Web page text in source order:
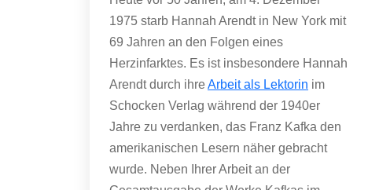
1975 starb Hannah Arendt in New York mit
69 Jahren an den Folgen eines
Herzinfarktes. Es ist insbesondere Hannah
Arendt durch ihreArbeit als Lektorin im
Schocken Verlag während der 1940er
Jahre zu verdanken, das Franz Kafka den
amerikanischen Lesern näher gebracht
wurde. Neben Ihrer Arbeit an der